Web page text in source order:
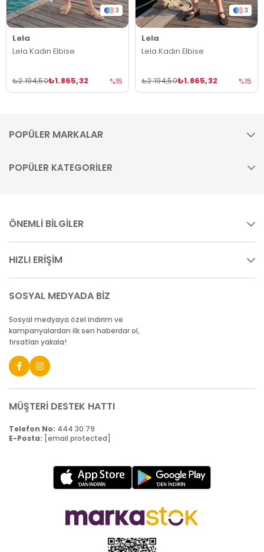
3
Lela
Lela Kadın Elbise
₺1.865,32
₺2.194,50 %15
3
Lela
Lela Kadın Elbise
₺1.865,32
₺2.194,50 %15
POPÜLER MARKALAR
POPÜLER KATEGORİLER
ÖNEMLİ BİLGİLER
HIZLI ERİŞİM
SOSYAL MEDYADA BİZ
Sosyal medyaya özel indirim ve
kampanyalardan ilk sen haberdar ol,
fırsatları yakala!
MÜŞTERİ DESTEK HATTI
Telefon No: 444 30 79
E-Posta: [email protected]